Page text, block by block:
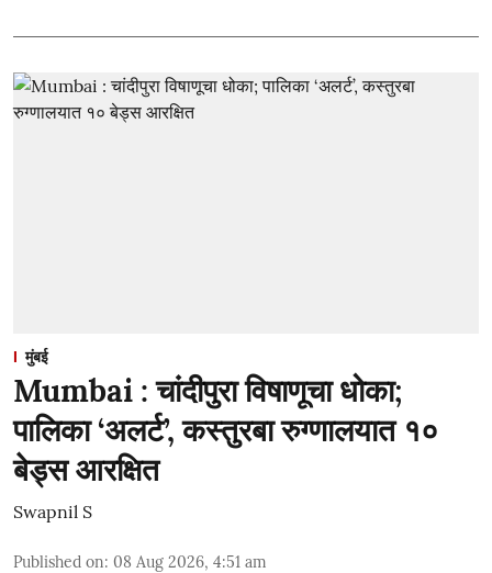
मुंबई
Mumbai : चांदीपुरा विषाणूचा धोका;
पालिका ‘अलर्ट’, कस्तुरबा रुग्णालयात १०
बेड्स आरक्षित
Swapnil S
Published on: 08 Aug 2026, 4:51 am